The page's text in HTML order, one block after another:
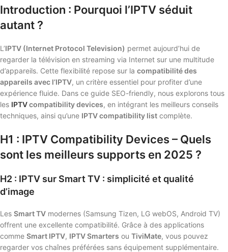
Introduction : Pourquoi l’IPTV séduit
autant ?
L’IPTV (Internet Protocol Television) permet aujourd’hui de
regarder la télévision en streaming via Internet sur une multitude
d’appareils. Cette flexibilité repose sur la compatibilité des
appareils avec l’IPTV, un critère essentiel pour profiter d’une
expérience fluide. Dans ce guide SEO-friendly, nous explorons tous
les IPTVcompatibility devices, en intégrant les meilleurs conseils
techniques, ainsi qu’une IPTV compatibility list complète.
H1 : IPTV Compatibility Devices – Quels
sont les meilleurs supports en 2025 ?
H2 : IPTV sur Smart TV : simplicité et qualité
d’image
Les Smart TV modernes (Samsung Tizen, LG webOS, Android TV)
offrent une excellente compatibilité. Grâce à des applications
comme Smart IPTV, IPTV Smarters ou TiviMate, vous pouvez
regarder vos chaînes préférées sans équipement supplémentaire.